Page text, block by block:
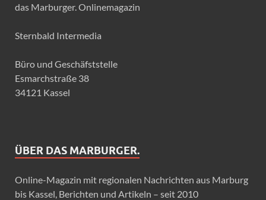
das Marburger. Onlinemagazin
Sternbald Intermedia
Büro und Geschäfststelle
Esmarchstraße 38
34121 Kassel
ÜBER DAS MARBURGER.
Online-Magazin mit regionalen Nachrichten aus Marburg
bis Kassel, Berichten und Artikeln – seit 2010